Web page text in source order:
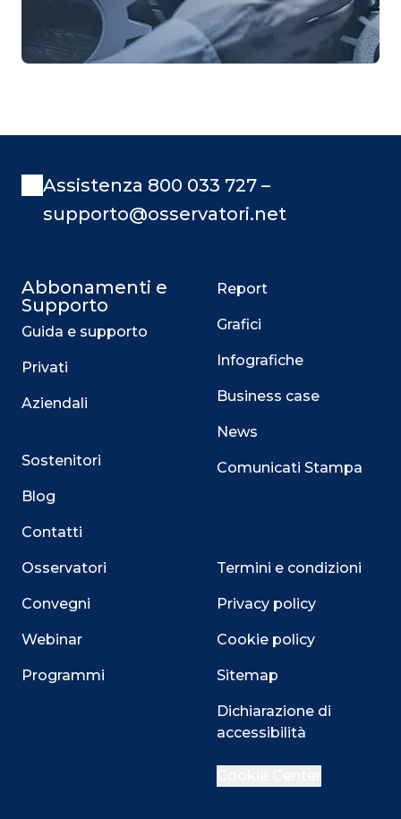
Assistenza 800 033 727 –
supporto@osservatori.net
Abbonamenti e
Supporto
Guida e supporto
Privati
Aziendali
Sostenitori
Blog
Contatti
Osservatori
Convegni
Webinar
Programmi
Report
Grafici
Infografiche
Business case
News
Comunicati Stampa
Termini e condizioni
Privacy policy
Cookie policy
Sitemap
Dichiarazione di
accessibilità